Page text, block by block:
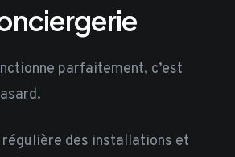
parfaitement, c’est
régulière des installations et